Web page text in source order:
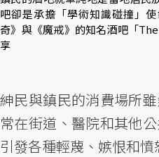
吧卻是承擔「學術知識碰撞」
奇》與《魔戒》的知名酒吧「
享
紳民與鎮民的消費場所
常在街道、醫院和其他
引發各種輕蔑、嫉恨和憤